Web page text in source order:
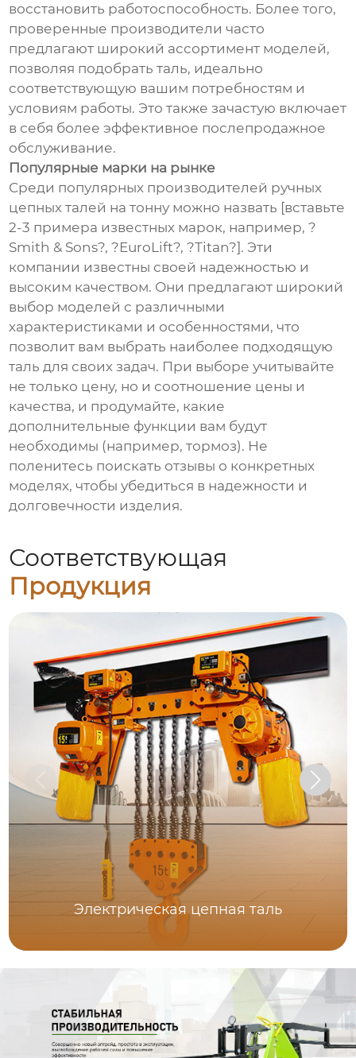
восстановить работоспособность. Более того,
проверенные производители часто
предлагают широкий ассортимент моделей,
позволяя подобрать таль, идеально
соответствующую вашим потребностям и
условиям работы. Это также зачастую включает
в себя более эффективное послепродажное
обслуживание.
Популярные марки на рынке
Среди популярных производителей ручных
цепных талей на тонну можно назвать [вставьте
2-3 примера известных марок, например, ?
Smith & Sons?, ?EuroLift?, ?Titan?]. Эти
компании известны своей надежностью и
высоким качеством. Они предлагают широкий
выбор моделей с различными
характеристиками и особенностями, что
позволит вам выбрать наиболее подходящую
таль для своих задач. При выборе учитывайте
не только цену, но и соотношение цены и
качества, и продумайте, какие
дополнительные функции вам будут
необходимы (например, тормоз). Не
поленитесь поискать отзывы о конкретных
моделях, чтобы убедиться в надежности и
долговечности изделия.
Соответствующая
Продукция
Электрическая цепная таль